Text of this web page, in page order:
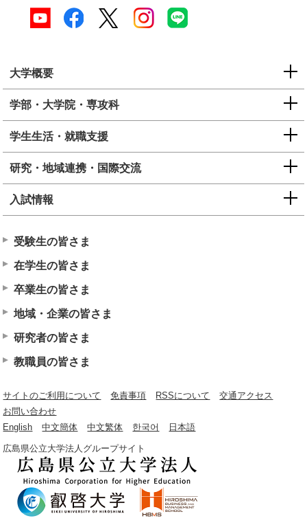
大学概要
学部・大学院・専攻科
学生生活・就職支援
研究・地域連携・国際交流
入試情報
受験生の皆さま
在学生の皆さま
卒業生の皆さま
地域・企業の皆さま
研究者の皆さま
教職員の皆さま
サイトのご利用について 免責事項 RSSについて
交通アクセス
お問い合わせ
English
中文簡体 中文繁体 한국어 日本語
広島県公立大学法人グループサイト